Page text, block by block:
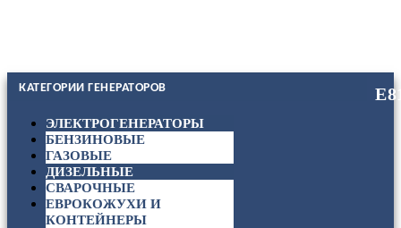
КАТЕГОРИИ ГЕНЕРАТОРОВ
ЭЛЕКТРОГЕНЕРАТОРЫ
БЕНЗИНОВЫЕ
ГАЗОВЫЕ
ДИЗЕЛЬНЫЕ
СВАРОЧНЫЕ
ЕВРОКОЖУХИ И
КОНТЕЙНЕРЫ